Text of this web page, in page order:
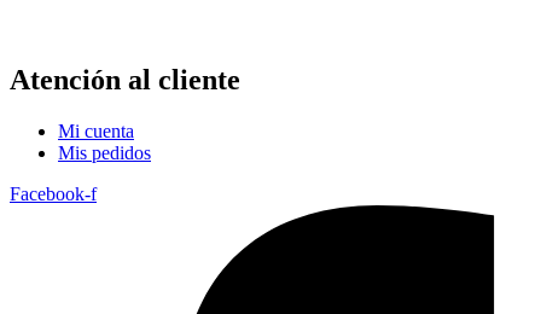
Atención al cliente
Mi cuenta
Mis pedidos
Facebook-f